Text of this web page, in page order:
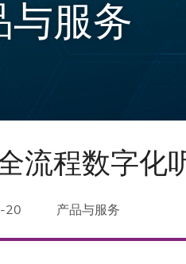
与服务
程数字化
20 产品与服务